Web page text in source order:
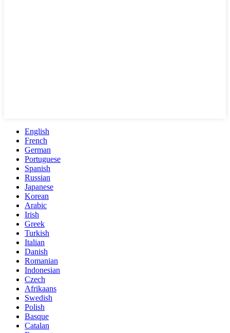
English
French
German
Portuguese
Spanish
Russian
Japanese
Korean
Arabic
Irish
Greek
Turkish
Italian
Danish
Romanian
Indonesian
Czech
Afrikaans
Swedish
Polish
Basque
Catalan